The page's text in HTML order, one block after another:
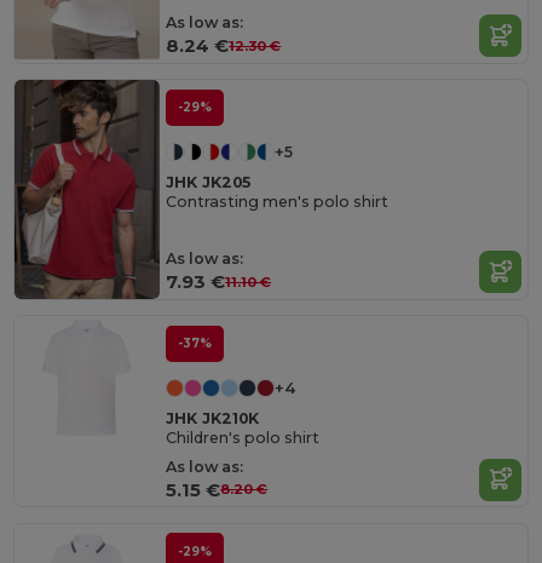
As low as:
8.24 €12.30 €
-29%
+5
JHK JK205
Contrasting men's polo shirt
As low as:
7.93 €11.10 €
-37%
+4
JHK JK210K
Children's polo shirt
As low as:
5.15 €8.20 €
-29%